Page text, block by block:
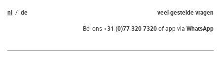
veel gestelde vragen
nl de
Bel ons+31 (0)77 320 7320of app via WhatsApp